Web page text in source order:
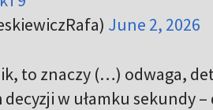
June 2, 2026
to znaczy (…) odwaga,
w ułamku sekundy –